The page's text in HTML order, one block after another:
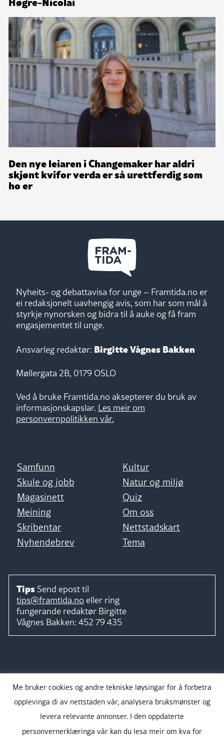
Den nye leiaren i Changemaker har aldri
skjønt kvifor verda er så urettferdig som
ho er
Nyheits- og debattavisa for unge – Framtida.no er
ei redaksjonelt uavhengig avis, som har som mål å
styrkje nynorsken og bidra til å auke og få fram
engasjementet til unge.
Ansvarleg redaktør: Birgitte Vågnes Bakken
Møllergata 2B, 0179 OSLO
Ved å bruke Framtida.no aksepterer du bruk av
informasjonskapslar. Les meir om
personvernpolitikken vår.
Samfunn
Kultur
Skule og jobb
Natur og miljø
Magasinett
Quiz
Meining
Om oss
Skribentar
Nettstadskart
Nyhendebrev
Tema
Tips Send epost til
tips@framtida.no eller ring
fungerande redaktør Birgitte
Vågnes Bakken: 452 79 435
Takk for støtta:
Me bruker cookies og andre tekniske løysingar for å forbetra
opplevinga di av nettstaden vår, analysera bruksmønster og
levera relevante annonser. I den oppdaterte
personvernerklæringa vår kan du lesa meir om kva for